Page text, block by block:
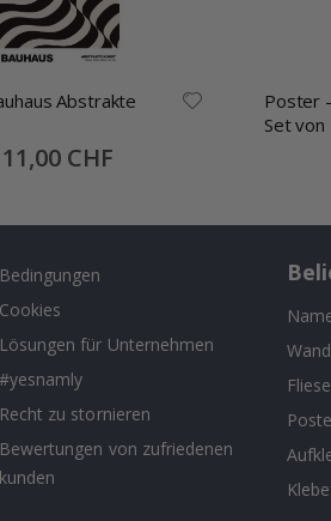
Abstrakte
Special
Price
11,00 CHF
Poster
Set von
Bedingungen
Cookies
Lösungen für Unternehmen
#yesnamly
Recht zu stornieren
Bewertungen von zufriedenen
kunden